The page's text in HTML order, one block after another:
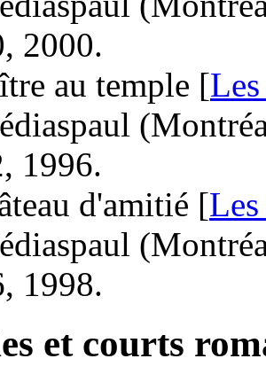
2000.
au temple [
1996.
d'amitié [
1998.
et courts